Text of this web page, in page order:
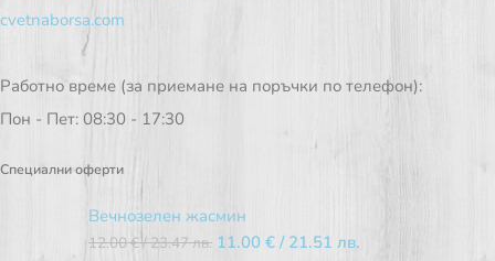
cvetnaborsa.com
Работно време (за приемане на поръчки по телефон):
Пон - Пет: 08:30 - 17:30
Специални оферти
Вечнозелен жасмин
12.00€/ 23.47 лв. 11.00 € / 21.51 лв.